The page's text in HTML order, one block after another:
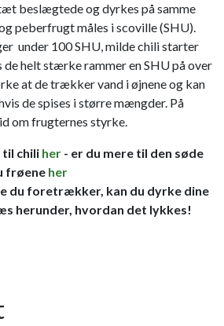
beslægtede og dyrkes på samme
peberfrugt måles i scoville (SHU).
under 100 SHU, milde chili starter
de helt stærke rammer en SHU på over
at de trækker vand i øjnene og kan
de spises i større mængder. På
om frugternes styrke.
chili her - er du mere til den søde
frøene her
du foretrækker, kan du dyrke dine
herunder, hvordan det lykkes!